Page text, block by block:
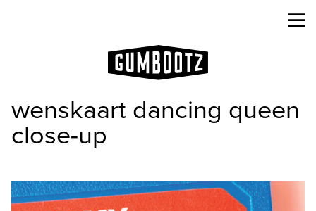
wenskaart dancing queen
close-up